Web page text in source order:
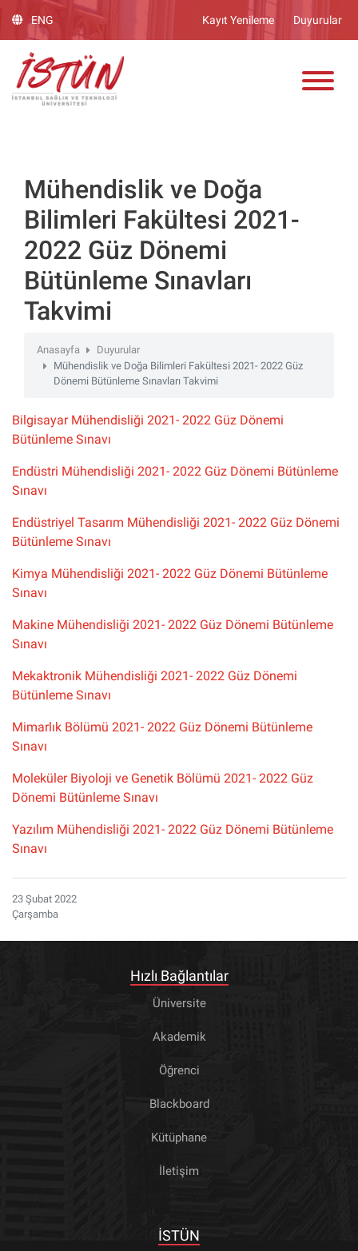
dikkat:
web
sitesinde,
erişilebilirliği
BiClick"
sistemi
bulunur.
ENG Kayıt Yenileme Duyurular
Mühendislik ve Doğa
Bilimleri Fakültesi 2021-
2022 Güz Dönemi
Bütünleme Sınavları
Takvimi
Anasayfa
Duyurular
Mühendislik ve Doğa Bilimleri Fakültesi 2021- 2022 Güz
Dönemi Bütünleme Sınavları Takvimi
Bilgisayar Mühendisliği 2021- 2022 Güz Dönemi
Bütünleme Sınavı
Endüstri Mühendisliği 2021- 2022 Güz Dönemi Bütünleme
Sınavı
Endüstriyel Tasarım Mühendisliği 2021- 2022 Güz Dönemi
Bütünleme Sınavı
Kimya Mühendisliği 2021- 2022 Güz Dönemi Bütünleme
Sınavı
Makine Mühendisliği 2021- 2022 Güz Dönemi Bütünleme
Sınavı
Mekaktronik Mühendisliği 2021- 2022 Güz Dönemi
Bütünleme Sınavı
Mimarlık Bölümü 2021- 2022 Güz Dönemi Bütünleme
Sınavı
Moleküler Biyoloji ve Genetik Bölümü 2021- 2022 Güz
Dönemi Bütünleme Sınavı
Yazılım Mühendisliği 2021- 2022 Güz Dönemi Bütünleme
Sınavı
23 Şubat 2022
Çarşamba
Hızlı Bağlantılar
Üniversite
Akademik
Öğrenci
Blackboard
Kütüphane
İletişim
İSTÜN